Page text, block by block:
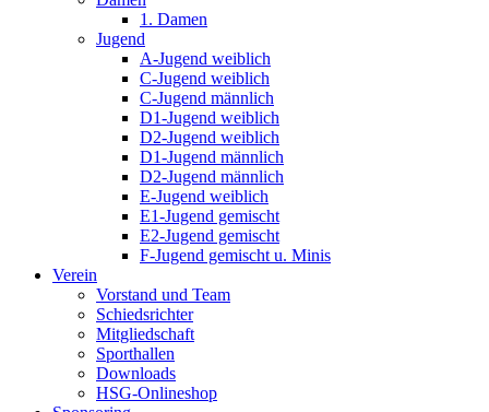
1. Damen
Jugend
A-Jugend weiblich
C-Jugend weiblich
C-Jugend männlich
D1-Jugend weiblich
D2-Jugend weiblich
D1-Jugend männlich
D2-Jugend männlich
E-Jugend weiblich
E1-Jugend gemischt
E2-Jugend gemischt
F-Jugend gemischt u. Minis
Verein
Vorstand und Team
Schiedsrichter
Mitgliedschaft
Sporthallen
Downloads
HSG-Onlineshop